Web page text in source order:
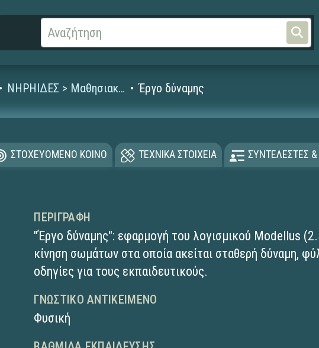
ΝΗΡΗΙΔΕΣ > Μαθησιακά Αντικείμενα Έργο δύναμης
ΣΤΟΧΕΥΟΜΕΝΟ ΚΟΙΝΟ ΤΕΧΝΙΚΑ ΣΤΟΙΧΕΙΑ ΣΥΝΤΕΛΕΣΤΕΣ
ΠΕΡΙΓΡΑΦΉ
"Έργο δύναμης": εφαρμογή του λογισμικού Modellus
κίνηση σωμάτων στα οποία ακείται σταθερή δύναμη,
οδηγίες για τους εκπαιδευτικούς.
ΓΝΩΣΤΙΚΌ ΑΝΤΙΚΕΊΜΕΝΟ
Φυσική